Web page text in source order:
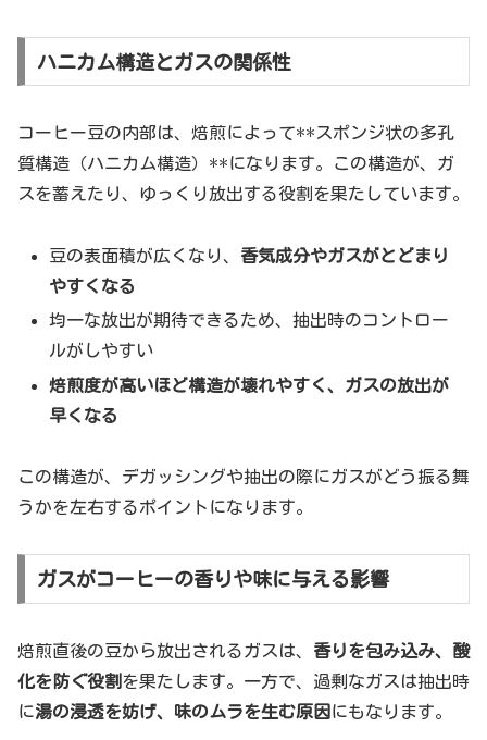
ハニカム構造とガスの関係性
コーヒー豆の内部は、焙煎によって**スポンジ状の多孔
質構造（ハニカム構造）**になります。この構造が、ガ
スを蓄えたり、ゆっくり放出する役割を果たしています。
豆の表面積が広くなり、 香気成分やガスがとどまり
やすくなる
均一な放出が期待できるため、抽出時のコントロー
ルがしやすい
焙煎度が高いほど構造が壊れやすく、ガスの放出が
早くなる
この構造が、デガッシングや抽出の際にガスがどう振る舞
うかを左右するポイントになります。
ガスがコーヒーの香りや味に与える影響
焙煎直後の豆から放出されるガスは、 香りを包み込み、酸
化を防ぐ役割 を果たします。一方で、過剰なガスは抽出時
に湯の浸透を妨げ、味のムラを生む原因 にもなります。